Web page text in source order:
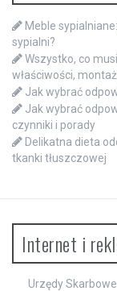
Meble
sypialni?
Wszystko, co
właściwości,
Jak wybrać
Jak wybrać
czynniki i porady
Delikatna dieta
tkanki tłuszczowej
Internet i
Urzędy